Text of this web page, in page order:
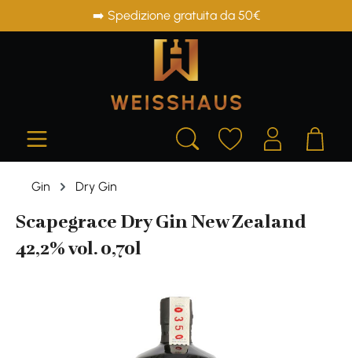
➡️ Spedizione gratuita da 50€
Gin Dry Gin
Scapegrace Dry Gin New Zealand
42,2% vol. 0,70l